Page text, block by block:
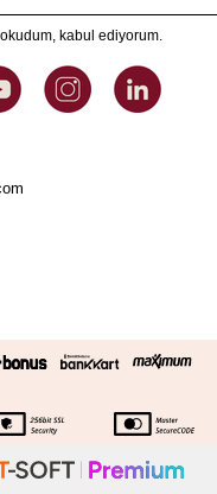
kabul ediyorum.